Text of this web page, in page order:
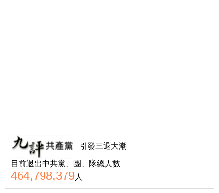
引發三退大潮
目前退出中共黨、團、隊總人數
464,798,379人